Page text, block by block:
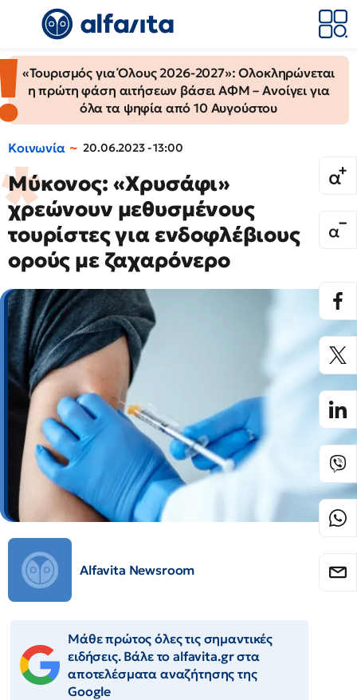
«Τουρισμός για Όλους 2026-2027»: Ολοκληρώνεται
η πρώτη φάση αιτήσεων βάσει ΑΦΜ – Ανοίγει για
όλα τα ψηφία από 10 Αυγούστου
Κοινωνία 20.06.2023 - 13:00
Μύκονος: «Χρυσάφι»
χρεώνουν μεθυσμένους
τουρίστες για ενδοφλέβιους
ορούς με ζαχαρόνερο
Alfavita Newsroom
Μάθε πρώτος όλες τις σημαντικές
ειδήσεις. Βάλε το alfavita.gr στα
αποτελέσματα αναζήτησης της
Google